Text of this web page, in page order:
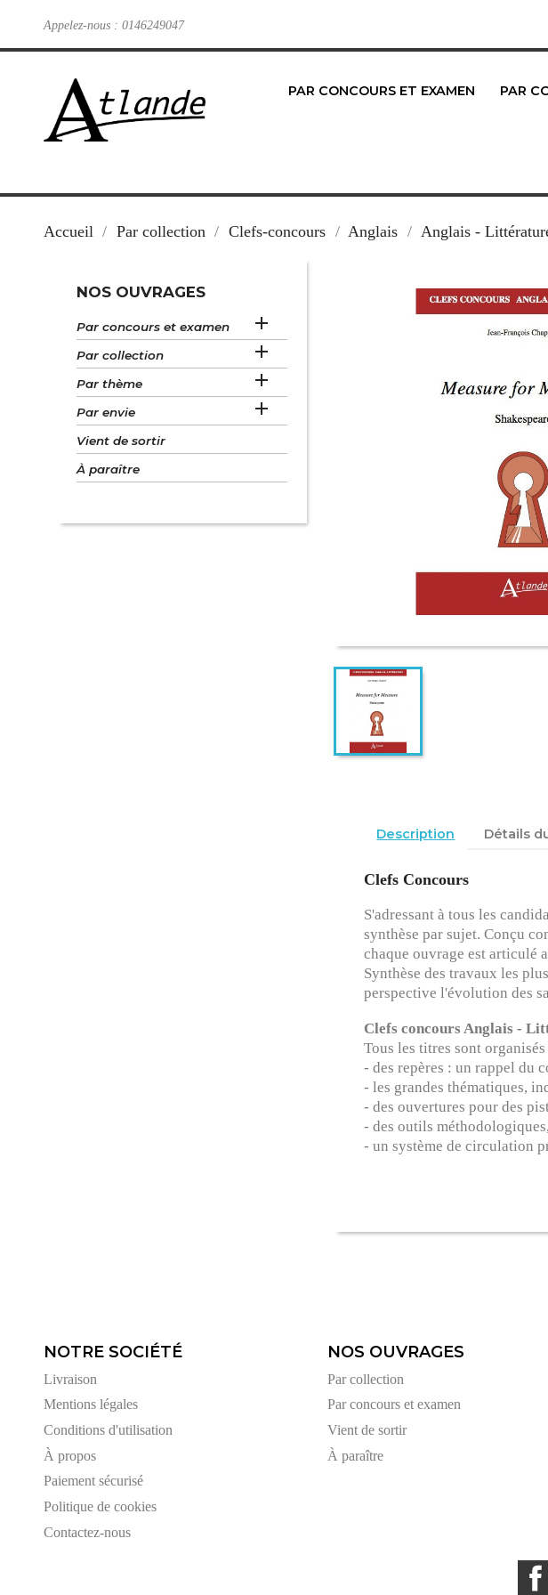
Appelez-nous : 0146249047
PAR CONCOURS ET EXAMEN PAR
Accueil Par collection Clefs-concours Anglais Anglais -
NOS OUVRAGES
Par concours et examen 
Par collection 
Par thème 
Par envie 
Vient de sortir
À paraître
Description Détails
Clefs Concours
S'adressant à tous les
synthèse par sujet. Conçu
chaque ouvrage est articulé
Synthèse des travaux les
perspective l'évolution des
Clefs concours Anglais -
Tous les titres sont
- des repères : un rappel du
- les grandes thématiques,
- des ouvertures pour des
- des outils
- un système de circulation
NOTRE SOCIÉTÉ
Livraison
Mentions légales
Conditions d'utilisation
À propos
Paiement sécurisé
Politique de cookies
Contactez-nous
NOS OUVRAGES
Par collection
Par concours et examen
Vient de sortir
À paraître